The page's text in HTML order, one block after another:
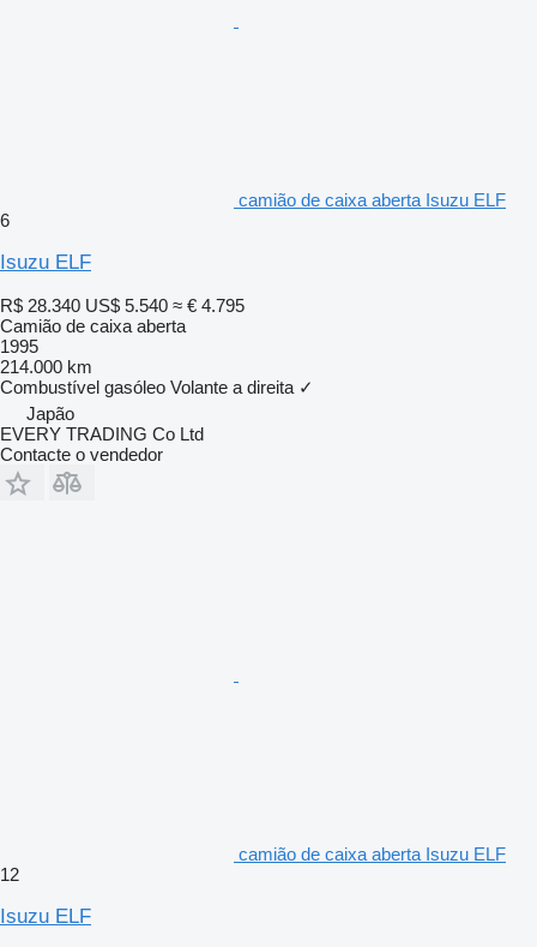
camião de caixa aberta Isuzu ELF
6
Isuzu ELF
R$ 28.340 US$ 5.540 ≈ € 4.795
Camião de caixa aberta
1995
214.000 km
Combustível gasóleo Volante a direita ✓
Japão
EVERY TRADING Co Ltd
Contacte o vendedor
camião de caixa aberta Isuzu ELF
12
Isuzu ELF